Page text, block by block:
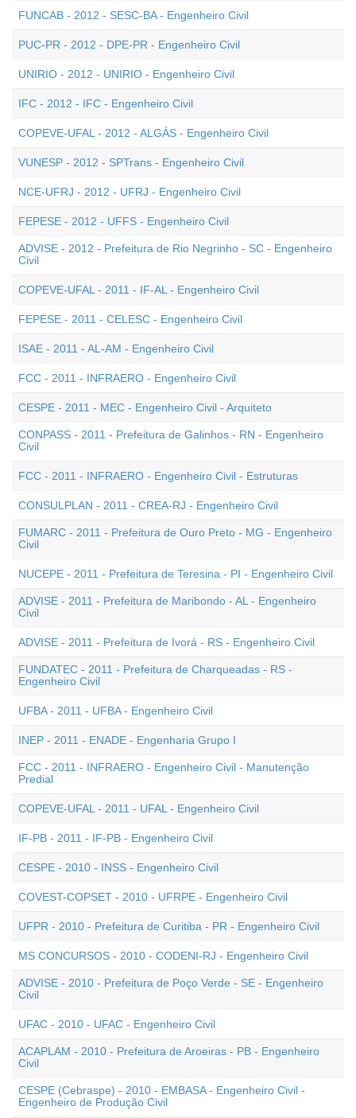
FUNCAB - 2012 - SESC-BA - Engenheiro Civil
PUC-PR - 2012 - DPE-PR - Engenheiro Civil
UNIRIO - 2012 - UNIRIO - Engenheiro Civil
IFC - 2012 - IFC - Engenheiro Civil
COPEVE-UFAL - 2012 - ALGÁS - Engenheiro Civil
VUNESP - 2012 - SPTrans - Engenheiro Civil
NCE-UFRJ - 2012 - UFRJ - Engenheiro Civil
FEPESE - 2012 - UFFS - Engenheiro Civil
ADVISE - 2012 - Prefeitura de Rio Negrinho - SC - Engenheiro
Civil
COPEVE-UFAL - 2011 - IF-AL - Engenheiro Civil
FEPESE - 2011 - CELESC - Engenheiro Civil
ISAE - 2011 - AL-AM - Engenheiro Civil
FCC - 2011 - INFRAERO - Engenheiro Civil
CESPE - 2011 - MEC - Engenheiro Civil - Arquiteto
CONPASS - 2011 - Prefeitura de Galinhos - RN - Engenheiro
Civil
FCC - 2011 - INFRAERO - Engenheiro Civil - Estruturas
CONSULPLAN - 2011 - CREA-RJ - Engenheiro Civil
FUMARC - 2011 - Prefeitura de Ouro Preto - MG - Engenheiro
Civil
NUCEPE - 2011 - Prefeitura de Teresina - PI - Engenheiro Civil
ADVISE - 2011 - Prefeitura de Maribondo - AL - Engenheiro
Civil
ADVISE - 2011 - Prefeitura de Ivorá - RS - Engenheiro Civil
FUNDATEC - 2011 - Prefeitura de Charqueadas - RS -
Engenheiro Civil
UFBA - 2011 - UFBA - Engenheiro Civil
INEP - 2011 - ENADE - Engenharia Grupo I
FCC - 2011 - INFRAERO - Engenheiro Civil - Manutenção
Predial
COPEVE-UFAL - 2011 - UFAL - Engenheiro Civil
IF-PB - 2011 - IF-PB - Engenheiro Civil
CESPE - 2010 - INSS - Engenheiro Civil
COVEST-COPSET - 2010 - UFRPE - Engenheiro Civil
UFPR - 2010 - Prefeitura de Curitiba - PR - Engenheiro Civil
MS CONCURSOS - 2010 - CODENI-RJ - Engenheiro Civil
ADVISE - 2010 - Prefeitura de Poço Verde - SE - Engenheiro
Civil
UFAC - 2010 - UFAC - Engenheiro Civil
ACAPLAM - 2010 - Prefeitura de Aroeiras - PB - Engenheiro
Civil
CESPE (Cebraspe) - 2010 - EMBASA - Engenheiro Civil -
Engenheiro de Produção Civil